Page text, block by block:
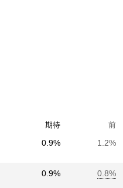
期待 前
0.9% 1.2%
0.9% 0.8%